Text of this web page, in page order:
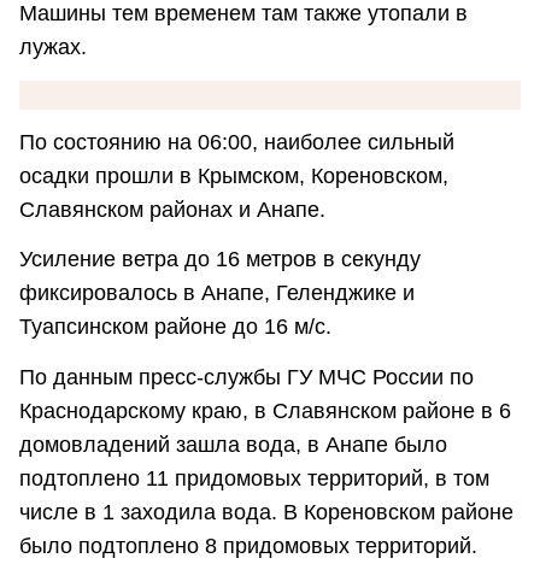
Машины тем временем там также утопали в
лужах.
По состоянию на 06:00, наиболее сильный
осадки прошли в Крымском, Кореновском,
Славянском районах и Анапе.
Усиление ветра до 16 метров в секунду
фиксировалось в Анапе, Геленджике и
Туапсинском районе до 16 м/с.
По данным пресс-службы ГУ МЧС России по
Краснодарскому краю, в Славянском районе в 6
домовладений зашла вода, в Анапе было
подтоплено 11 придомовых территорий, в том
числе в 1 заходила вода. В Кореновском районе
было подтоплено 8 придомовых территорий.